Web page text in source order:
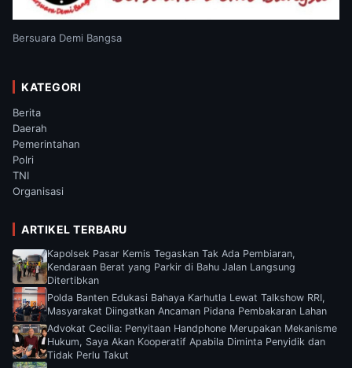
Bersuara Demi Bangsa
KATEGORI
Berita
Daerah
Pemerintahan
Polri
TNI
Organisasi
ARTIKEL TERBARU
Kapolsek Pasar Kemis Tegaskan Tak Ada Pembiaran,
Kendaraan Berat yang Parkir di Bahu Jalan Langsung
Ditertibkan
Polda Banten Edukasi Bahaya Karhutla Lewat Talkshow RRI,
Masyarakat Diingatkan Ancaman Pidana Pembakaran Lahan
Advokat Cecilia: Penyitaan Handphone Merupakan Mekanisme
Hukum, Saya Akan Kooperatif Apabila Diminta Penyidik dan
Tidak Perlu Takut